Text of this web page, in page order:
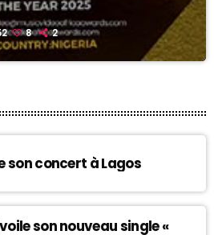
8 2
son concert à Lagos
son nouveau single «